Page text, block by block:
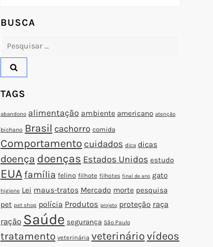
BUSCA
Pesquisar
TAGS
abandono alimentação ambiente americano atenção
bichano Brasil cachorro comida
Comportamento cuidados dica dicas
doença doenças Estados Unidos estudo
EUA família felino filhote filhotes final de ano gato
higiene Lei maus-tratos Mercado morte pesquisa
pet pet shop polícia Produtos projeto proteção raça
ração Saúde segurança São Paulo
tratamento veterinária veterináriovídeos